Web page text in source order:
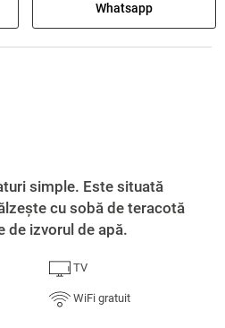
Whatsapp
simple. Este situată
cu sobă de teracotă
de izvorul de apă.
TV
WiFi gratuit